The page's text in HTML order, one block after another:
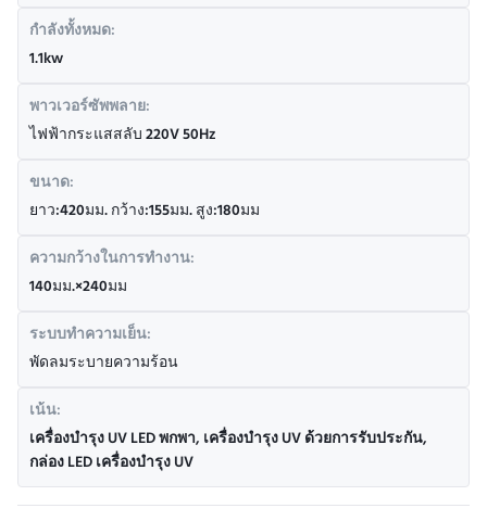
กำลังทั้งหมด:
1.1kw
พาวเวอร์ซัพพลาย:
ไฟฟ้ากระแสสลับ 220V 50Hz
ขนาด:
ยาว:420มม. กว้าง:155มม. สูง:180มม
ความกว้างในการทำงาน:
140มม.×240มม
ระบบทำความเย็น:
พัดลมระบายความร้อน
เน้น:
เครื่องบํารุง UV LED พกพา,เครื่องบํารุง UV ด้วยการรับประกัน,
กล่อง LED เครื่องบํารุง UV